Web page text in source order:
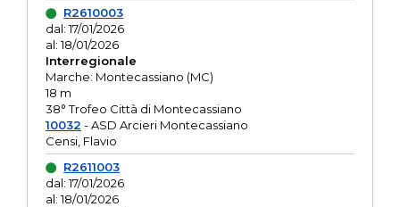
R2610003
dal: 17/01/2026
al: 18/01/2026
Interregionale
Marche: Montecassiano (MC)
18 m
38° Trofeo Città di Montecassiano
10032 - ASD Arcieri Montecassiano
Censi, Flavio
R2611003
dal: 17/01/2026
al: 18/01/2026